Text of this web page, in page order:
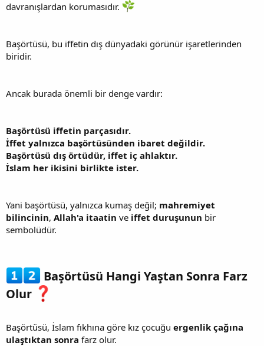
davranışlardan korumasıdır.
Başörtüsü, bu iffetin dış dünyadaki görünür işaretlerinden
biridir.
Ancak burada önemli bir denge vardır:
Başörtüsü iffetin parçasıdır.
İffet yalnızca başörtüsünden ibaret değildir.
Başörtüsü dış örtüdür, iffet iç ahlaktır.
İslam her ikisini birlikte ister.
Yani başörtüsü, yalnızca kumaş değil; mahremiyet
bilincinin, Allah'a itaatin ve iffet duruşunun bir
sembolüdür.
Başörtüsü Hangi Yaştan Sonra Farz
Olur
Başörtüsü, İslam fıkhına göre kız çocuğu ergenlik çağına
ulaştıktan sonra farz olur.